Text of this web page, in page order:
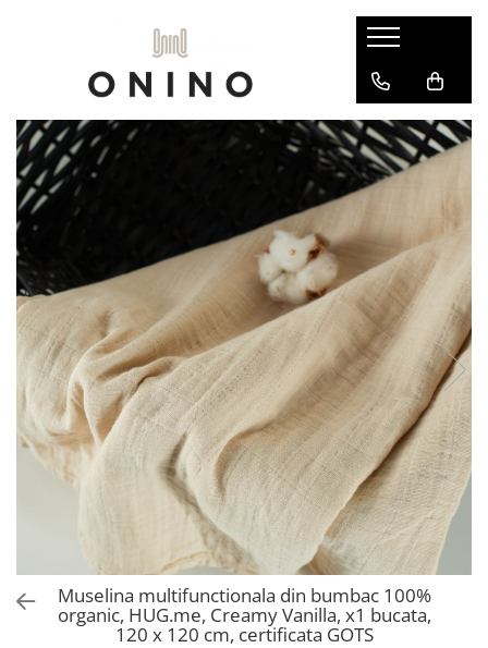
Produse
Alimentatie
Camera copilului
Ingrijirea bebelusului
Patuturi
Muselina multifunctionala din bumbac 100%
organic, HUG.me, Creamy Vanilla, x1 bucata,
120 x 120 cm, certificata GOTS